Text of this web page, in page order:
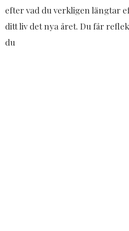
efter vad du verkligen längtar
ditt liv det nya året. Du får
du